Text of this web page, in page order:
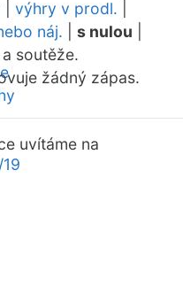
výhry v prodl.
náj. s nulou
soutěže.
žádný zápas.
uvítáme na